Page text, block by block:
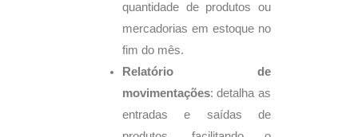
quantidade de produtos ou
mercadorias em estoque no
fim do mês.
Relatório de
movimentações: detalha as
entradas e saídas de